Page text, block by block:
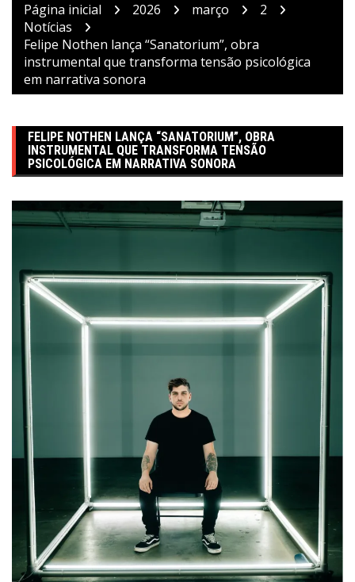
Página inicial 2026 março
2
Notícias
Felipe Nothen lança “Sanatorium”, obra
instrumental que transforma tensão psicológica
em narrativa sonora
FELIPE NOTHEN LANÇA “SANATORIUM”, OBRA
INSTRUMENTAL QUE TRANSFORMA TENSÃO
PSICOLÓGICA EM NARRATIVA SONORA